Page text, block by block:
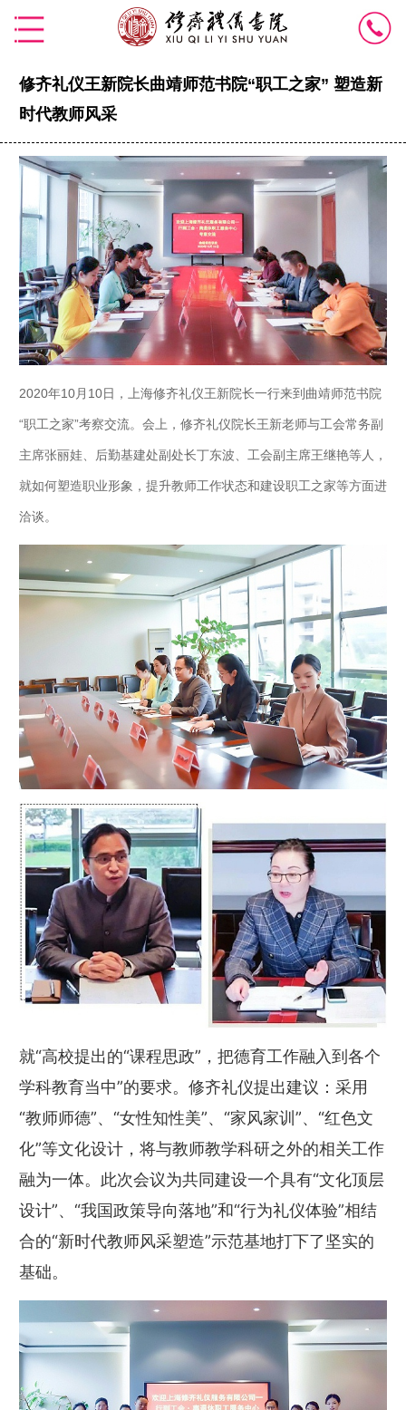
修齐礼仪王新院长曲靖师范书院“职工之家” 塑造新
时代教师风采
2020年10月10日，上海修齐礼仪王新院长一行来到曲靖师范书院
“职工之家”考察交流。会上，修齐礼仪院长王新老师与工会常务副
主席张丽娃、后勤基建处副处长丁东波、工会副主席王继艳等人，
就如何塑造职业形象，提升教师工作状态和建设职工之家等方面进
洽谈。
就“高校提出的“课程思政”，把德育工作融入到各个
学科教育当中”的要求。修齐礼仪提出建议：采用
“教师师德”、“女性知性美”、“家风家训”、“红色文
化”等文化设计，将与教师教学科研之外的相关工作
融为一体。此次会议为共同建设一个具有“文化顶层
设计”、“我国政策导向落地”和“行为礼仪体验”相结
合的“新时代教师风采塑造”示范基地打下了坚实的
基础。